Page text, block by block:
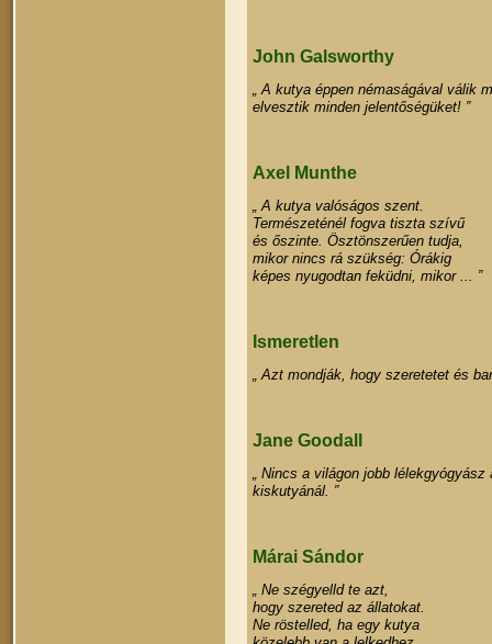
John Galsworthy
„ A kutya éppen némaságával válik
elvesztik minden jelentőségüket! ”
Axel Munthe
„ A kutya valóságos szent.
Természeténél fogva tiszta szívű
és őszinte. Ösztönszerűen tudja,
mikor nincs rá szükség: Órákig
képes nyugodtan feküdni, mikor ... ”
Ismeretlen
„ Azt mondják, hogy szeretetet és
Jane Goodall
„ Nincs a világon jobb
kiskutyánál. ”
Márai Sándor
„ Ne szégyelld te azt,
hogy szereted az állatokat.
Ne röstelled, ha egy kutya